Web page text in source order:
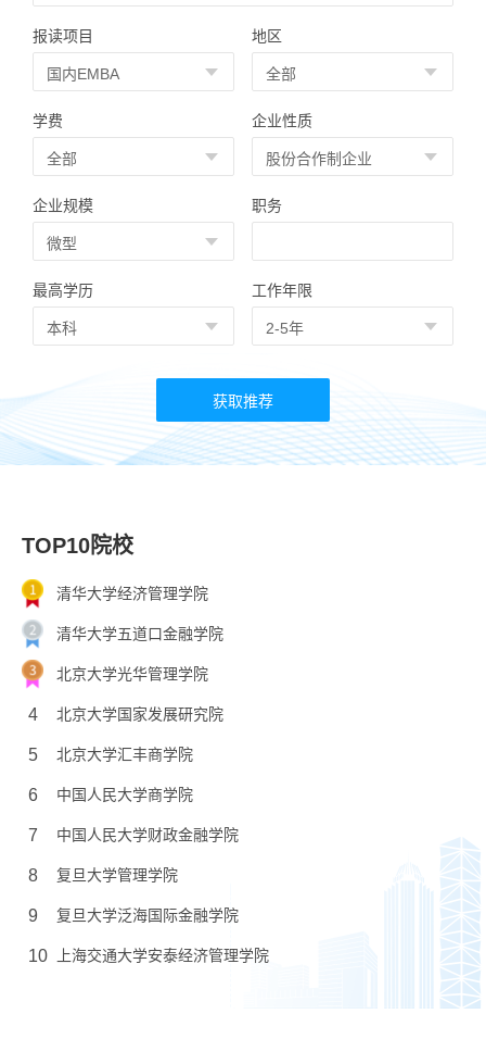
报读项目 地区
学费 企业性质
企业规模 职务
最高学历 工作年限
TOP10院校
清华大学经济管理学院
清华大学五道口金融学院
北京大学光华管理学院
4 北京大学国家发展研究院
5 北京大学汇丰商学院
6 中国人民大学商学院
7 中国人民大学财政金融学院
8 复旦大学管理学院
9 复旦大学泛海国际金融学院
10 上海交通大学安泰经济管理学院